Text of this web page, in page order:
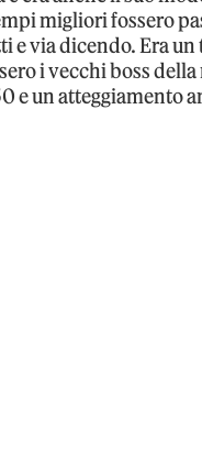
migliori fossero
e via dicendo. Era
i vecchi boss
e un atteggiamento